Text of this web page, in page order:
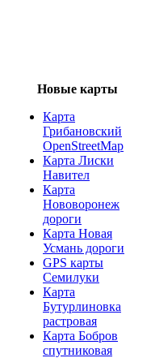
Новые карты
Карта
Грибановский
OpenStreetMap
Карта Лиски
Навител
Карта
Нововоронеж
дороги
Карта Новая
Усмань дороги
GPS карты
Семилуки
Карта
Бутурлиновка
растровая
Карта Бобров
спутниковая